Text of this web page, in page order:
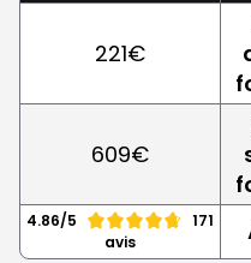
221€
609€
4.86/5
171
avis